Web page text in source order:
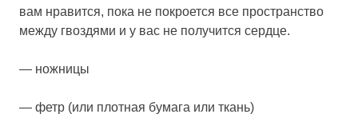
вам нравится, пока не покроется все пространство
между гвоздями и у вас не получится сердце.
— ножницы
— фетр (или плотная бумага или ткань)